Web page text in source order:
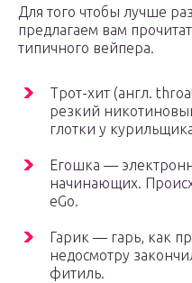
Для того чтобы лучше
предлагаем вам
типичного вейпера.
Трот-хит (англ.
резкий
глотки у
Егошка —
начинающих.
eGo.
Гарик — гарь, как
недосмотру
фитиль.